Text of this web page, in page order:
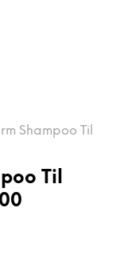
Shampoo Til
Til